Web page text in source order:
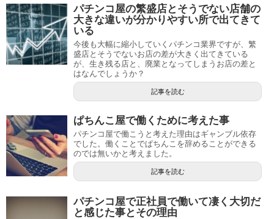
パチンコ屋の繁盛店とそうでない店舗の
大きな違いが分かりやすい所で出てきて
いる
今後も大幅に縮小していくパチンコ業界ですが、繁
盛店とそうでないお店の差が大きく出てきている
が、生き残る店と、廃業となってしまうお店の差と
はなんでしょうか？
記事を読む
ぱちんこ屋で働くために考えた事
パチンコ屋で働こうと考えた理由はギャンブル依存
でした。働くことでぱちんこを辞めることができる
のでは無いかと考えました。
記事を読む
パチンコ屋で正社員で働いて凄く大切だ
と感じた事とその理由